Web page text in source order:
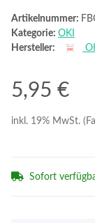
Artikelnummer:
Kategorie: OKI
Hersteller:
5,95 €
inkl. 19% MwSt.
Sofort